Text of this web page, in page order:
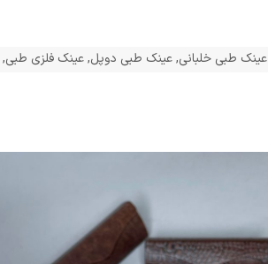
عینک طبی خلبانی, عینک طبی دوپل, عینک فلزی طبی,